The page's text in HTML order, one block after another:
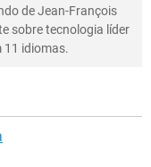
de Jean-François
sobre tecnologia líder
11 idiomas.